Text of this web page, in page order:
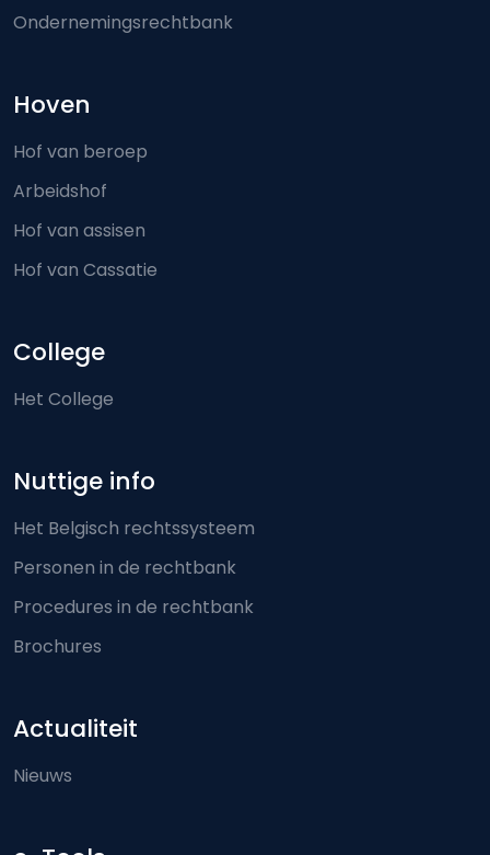
Ondernemingsrechtbank
Hoven
Hof van beroep
Arbeidshof
Hof van assisen
Hof van Cassatie
College
Het College
Nuttige info
Het Belgisch rechtssysteem
Personen in de rechtbank
Procedures in de rechtbank
Brochures
Actualiteit
Nieuws